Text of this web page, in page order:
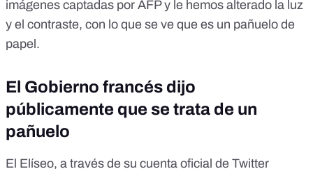
imágenes captadas por AFP y le hemos alterado la luz
y el contraste, con lo que se ve que es un pañuelo de
papel.
El Gobierno francés dijo
públicamente que se trata de un
pañuelo
El Elíseo, a través de su cuenta oficial de Twitter